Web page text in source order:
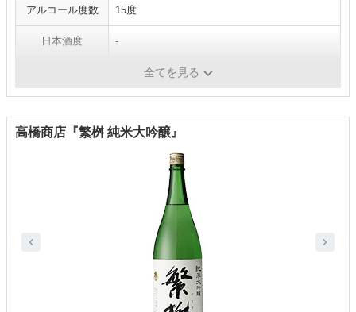
アルコール度数 15度
日本酒度 -
全てを見る
高橋商店『繁桝 純米大吟醸』